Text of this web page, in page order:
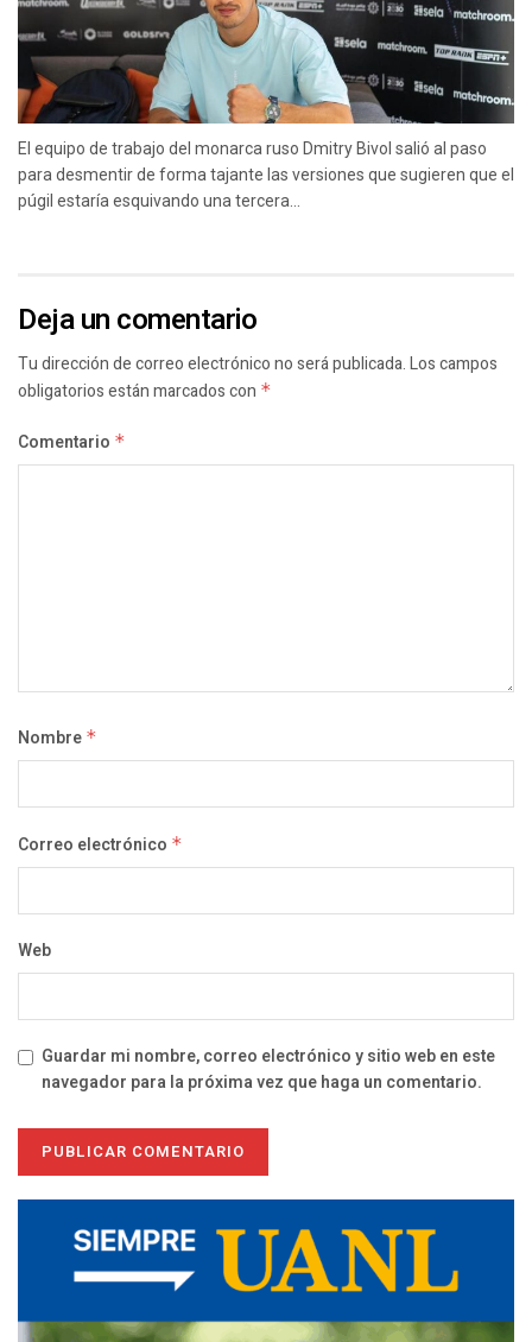
El equipo de trabajo del monarca ruso Dmitry Bivol salió al paso
para desmentir de forma tajante las versiones que sugieren que el
púgil estaría esquivando una tercera...
Deja un comentario
Tu dirección de correo electrónico no será publicada.Los campos
obligatorios están marcados con *
Comentario *
Nombre *
Correo electrónico *
Web
Guardar mi nombre, correo electrónico y sitio web en este
navegador para la próxima vez que haga un comentario.